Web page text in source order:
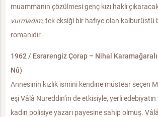
muammanın çözülmesi genç kızı haklı
vurmadım, tek eksiği bir hafiye olan kalburüstü
romanıdır.
1962 / Esrarengiz Çorap – Nihal
Nû)
Annesinin kızlık ismini kendine müstear seçen
eşi Vâlâ Nureddin’in de etkisiyle, yerli
kadın polisiye yazarı payesine sahip olmuş.